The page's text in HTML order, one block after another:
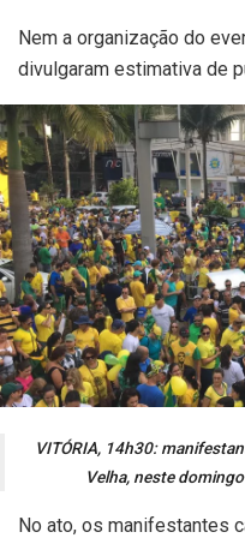
Nem a organização do
divulgaram estimativa de
VITÓRIA, 14h30:
Velha, neste
No ato, os manifestantes